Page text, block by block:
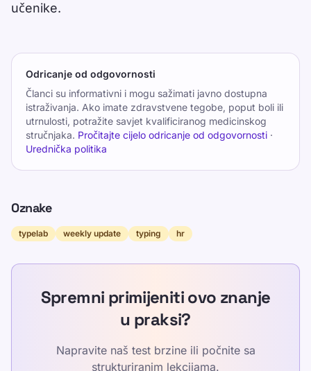
učenike.
Odricanje od odgovornosti
Članci su informativni i mogu sažimati javno dostupna
istraživanja. Ako imate zdravstvene tegobe, poput boli ili
utrnulosti, potražite savjet kvalificiranog medicinskog
stručnjaka. Pročitajte cijelo odricanje od odgovornosti ·
Urednička politika
Oznake
typelab weekly update typing hr
Spremni primijeniti ovo znanje
u praksi?
Napravite naš test brzine ili počnite sa
strukturiranim lekcijama.